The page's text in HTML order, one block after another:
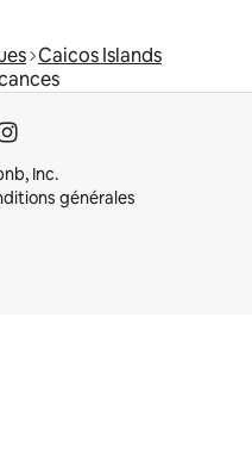
Caicos Islands
Inc.
générales